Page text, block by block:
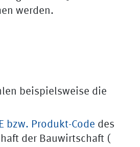
werden.
beispielsweise die
bzw. Produkt-Code des
der Bauwirtschaft (